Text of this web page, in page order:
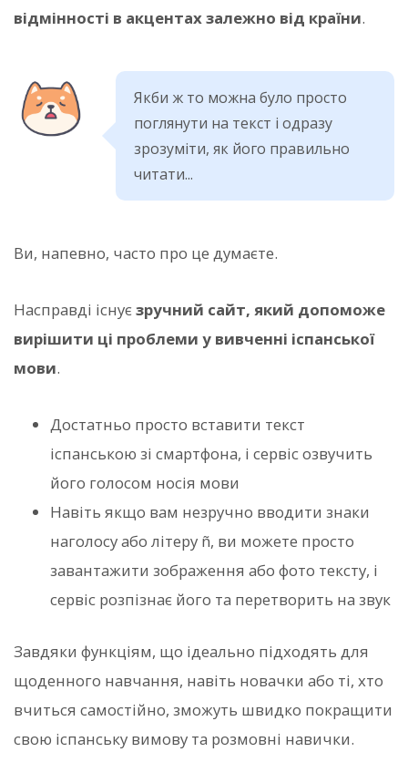
відмінності в акцентах залежно від країни.
Якби ж то можна було просто
поглянути на текст і одразу
зрозуміти, як його правильно
читати...
Ви, напевно, часто про це думаєте.
Насправді існуєзручний сайт, який допоможе
вирішити ці проблеми у вивченні іспанської
мови.
Достатньо просто вставити текст
іспанською зі смартфона, і сервіс озвучить
його голосом носія мови
Навіть якщо вам незручно вводити знаки
наголосу або літеру ñ, ви можете просто
завантажити зображення або фото тексту, і
сервіс розпізнає його та перетворить на звук
Завдяки функціям, що ідеально підходять для
щоденного навчання, навіть новачки або ті, хто
вчиться самостійно, зможуть швидко покращити
свою іспанську вимову та розмовні навички.